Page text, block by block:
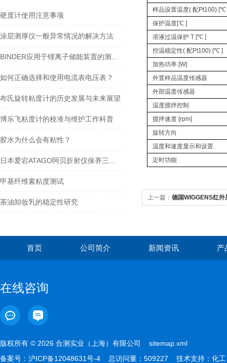
硬度计使用注意事项
涂层测厚仪一般异常情况的解决方法
如何正确选择和使用电流表电压表？
布氏旋转粘度计的历史发展与未来展望
博乐飞粘度计的校准与维护工作科普
胶水为什么会有粘性？
甲基纤维素粘度测试
茶油卸妆乳的稳定性研究
样品设置温度( 配Pt100) [℃
保护温度[℃ ]
溶液过温保护 T [℃ ]
控温稳定性( 配Pt100) [℃ ]
加热功率 [W]
外置样品温度传感器
外部温度传感器
温度搅拌控制
搅拌速度 [rpm]
旋转方向
温度和速度显示和设置
定时功能
上一篇： 德国WIGGENS红
首页 公司简介 新闻资讯 产
在线咨询
版权所有 © 2026 合测实业（上海）有限公司 sitemap.xml
备案号： 沪ICP备12048631号-4 总访问量：509227 技术支持： 化工